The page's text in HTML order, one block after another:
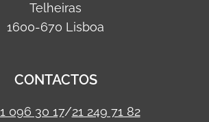
Telheiras
1600-670 Lisboa
CONTACTOS
096 30 17/21 249 71 82